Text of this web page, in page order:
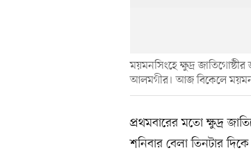
ময়মনসিংহে ক্ষুদ্র
আলমগীর। আজ বিকেলে
প্রথমবারের মতো ক্ষুদ্র
শনিবার বেলা তিনটার